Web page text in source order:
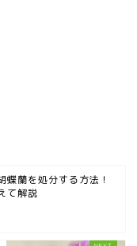
蝶蘭を処分する方法！
て解説